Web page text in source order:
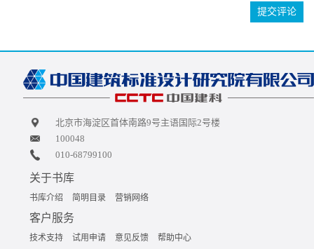
提交评论
北京市海淀区首体南路9号主语国际2号楼
100048
010-68799100
关于书库
书库介绍 简明目录 营销网络
客户服务
技术支持 试用申请 意见反馈 帮助中心